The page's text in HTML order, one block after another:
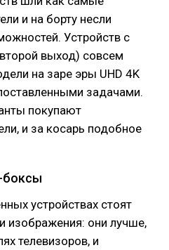
и на борту несли
Устройств с
выход) совсем
на заре эры UHD 4K
задачами.
покупают
и за косарь подобное
боксы
устройствах стоят
они лучше,
телевизоров, и